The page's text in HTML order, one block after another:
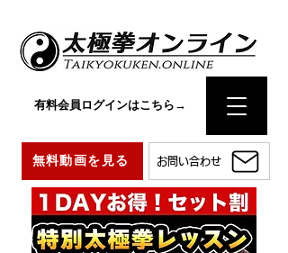
お問い合わせ
無料動画を見る
有料会員ログインはこちら→